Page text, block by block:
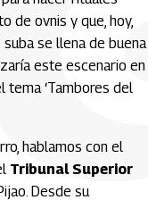
de ovnis y que, hoy,
se llena de buena
este escenario en
tema ‘Tambores del
hablamos con el
Tribunal Superior
Desde su